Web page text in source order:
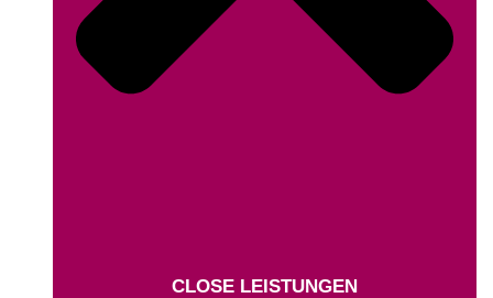
CLOSE LEISTUNGEN